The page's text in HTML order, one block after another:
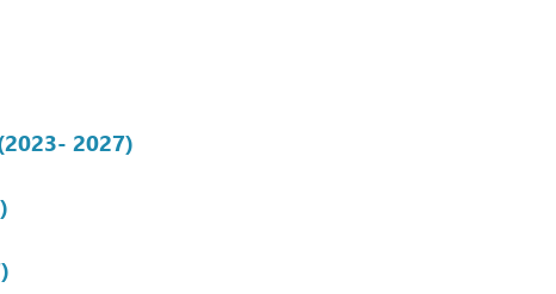
2027)